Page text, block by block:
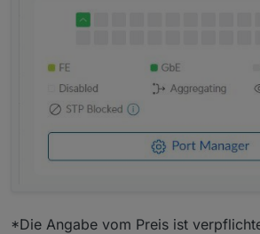
*Die Angabe vom Preis ist